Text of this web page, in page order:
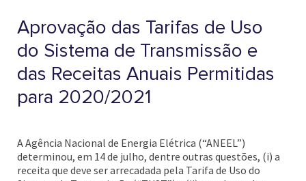
Aprovação das Tarifas de Uso
do Sistema de Transmissão e
das Receitas Anuais Permitidas
para 2020/2021
A Agência Nacional de Energia Elétrica (“ANEEL”)
determinou, em 14 de julho, dentre outras questões, (i) a
receita que deve ser arrecadada pela Tarifa de Uso do